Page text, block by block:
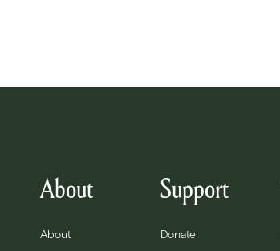
About
About
Support
Donate